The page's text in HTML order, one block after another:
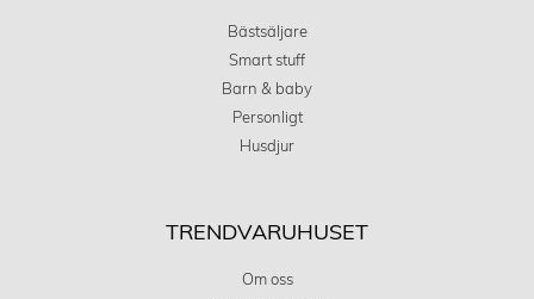
Bästsäljare
Smart stuff
Barn & baby
Personligt
Husdjur
TRENDVARUHUSET
Om oss